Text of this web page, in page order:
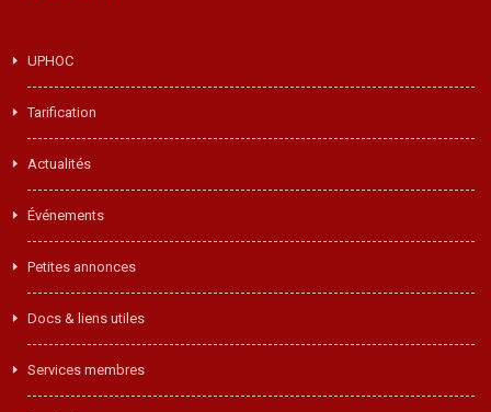
UPHOC
Tarification
Actualités
Événements
Petites annonces
Docs & liens utiles
Services membres